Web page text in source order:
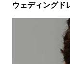
ウェディングド